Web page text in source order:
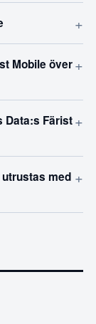
+
Mobile över+
Data:s Färist+
med +